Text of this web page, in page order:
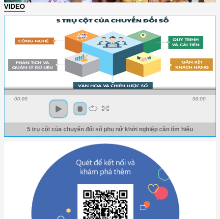
VIDEO
00:00 00:00
5 trụ cột của chuyển đổi số phụ nữ khởi nghiệp cần tìm hiểu